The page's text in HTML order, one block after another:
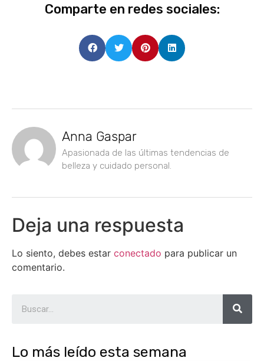
Comparte en redes sociales:
Anna Gaspar
Apasionada de las últimas tendencias de
belleza y cuidado personal.
Deja una respuesta
Lo siento, debes estar conectado para publicar un
comentario.
Lo más leído esta semana